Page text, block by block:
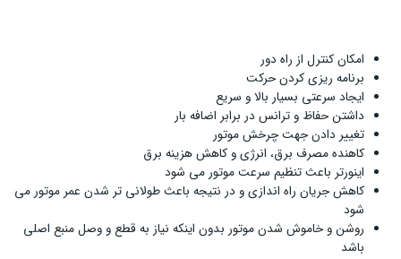
امکان کنترل از راه دور
برنامه ریزی کردن حرکت
ایجاد سرعتی بسیار بالا و سریع
داشتن حفاظ و ترانس در برابر اضافه بار
تغییر دادن جهت چرخش موتور
کاهنده مصرف برق، انرژی و کاهش هزینه برق
اینورتر باعث تنظیم سرعت موتور می شود
کاهش جریان راه اندازی و در نتیجه باعث طولانی تر شدن عمر موتور می
شود
روشن و خاموش شدن موتور بدون اینکه نیاز به قطع و وصل منبع اصلی
باشد